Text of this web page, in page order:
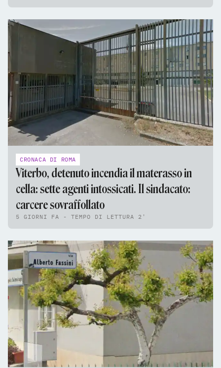
CRONACA DI ROMA
Viterbo, detenuto incendia il materasso in
cella: sette agenti intossicati. Il sindacato:
carcere sovraffollato
5 GIORNI FA - TEMPO DI LETTURA 2'